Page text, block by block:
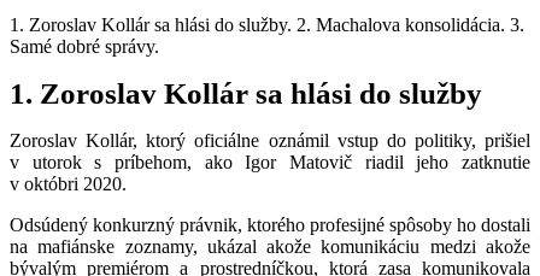
1. Zoroslav Kollár sa hlási do služby. 2. Machalova konsolidácia. 3.
Samé dobré správy.
1. Zoroslav Kollár sa hlási do služby
Zoroslav Kollár, ktorý oficiálne oznámil vstup do politiky, prišiel
v utorok s príbehom, ako Igor Matovič riadil jeho zatknutie
v októbri 2020.
Odsúdený konkurzný právnik, ktorého profesijné spôsoby ho dostali
na mafiánske zoznamy, ukázal akože komunikáciu medzi akože
bývalým premiérom a prostredníčkou, ktorá zasa komunikovala